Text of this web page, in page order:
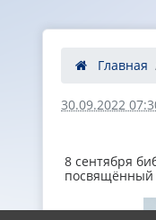
Главная
30.09.2022
8 сентября
посвящённый